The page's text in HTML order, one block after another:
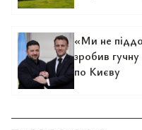
«Ми не
зробив
по Києву